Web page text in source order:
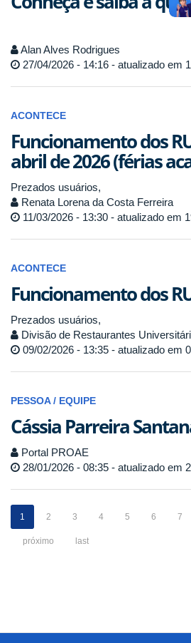
Alan Alves Rodrigues
27/04/2026 - 14:16 - atualizado em
ACONTECE
Funcionamento dos
abril de 2026 (férias
Prezados usuários,
Renata Lorena da Costa Ferreira
11/03/2026 - 13:30 - atualizado em
ACONTECE
Funcionamento dos
Prezados usuários,
Divisão de Restaurantes
09/02/2026 - 13:35 - atualizado em
PESSOA / EQUIPE
Cássia Parreira
Portal PROAE
28/01/2026 - 08:35 - atualizado em
1 2 3 4 5 6 7
próximo last